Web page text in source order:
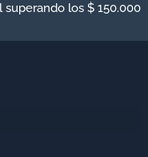
superando los $ 150.000